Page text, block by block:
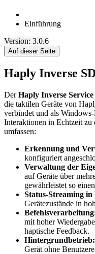
Einführung
Version: 3.0.6
Auf dieser Seite
Haply Inverse
DerHaply Inverse Service
die taktilen Geräte von
verbindet und als
Interaktionen in Echtzeit zu
umfassen:
Erkennung und
konfiguriert
Verwaltung der
auf Geräte über
gewährleistet so
Status-Streaming in
Gerätezustände in
mit hoher
haptische Feedback.
Hintergrundbetrieb:
Gerät ohne